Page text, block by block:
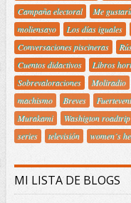
Campaña electoral
Me
moliensayo
Los días iguales
Conversaciones piscineras
Cuentos didactivos
Libros
Sobrevaloraciones
Moliradio
machismo
Breves
Murakami
Washigton roadtrip
series
televisión women´s
MI LISTA DE BLOGS